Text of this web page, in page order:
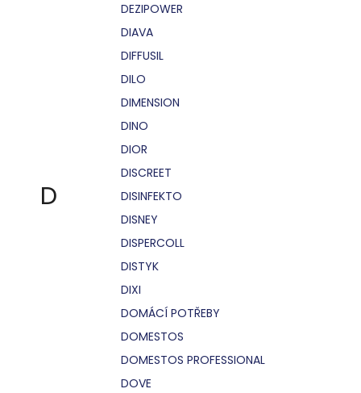
D
DEZIPOWER
DIAVA
DIFFUSIL
DILO
DIMENSION
DINO
DIOR
DISCREET
DISINFEKTO
DISNEY
DISPERCOLL
DISTYK
DIXI
DOMÁCÍ POTŘEBY
DOMESTOS
DOMESTOS PROFESSIONAL
DOVE